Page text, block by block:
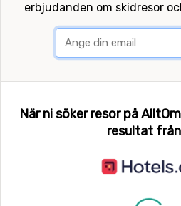
erbjudanden om skidresor
När ni söker resor på
resultat från